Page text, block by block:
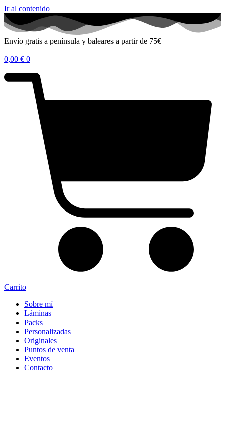
Ir al contenido
Envío gratis a península y baleares a partir de 75€
0,00 € 0
Carrito
Sobre mí
Láminas
Packs
Personalizadas
Originales
Puntos de venta
Eventos
Contacto